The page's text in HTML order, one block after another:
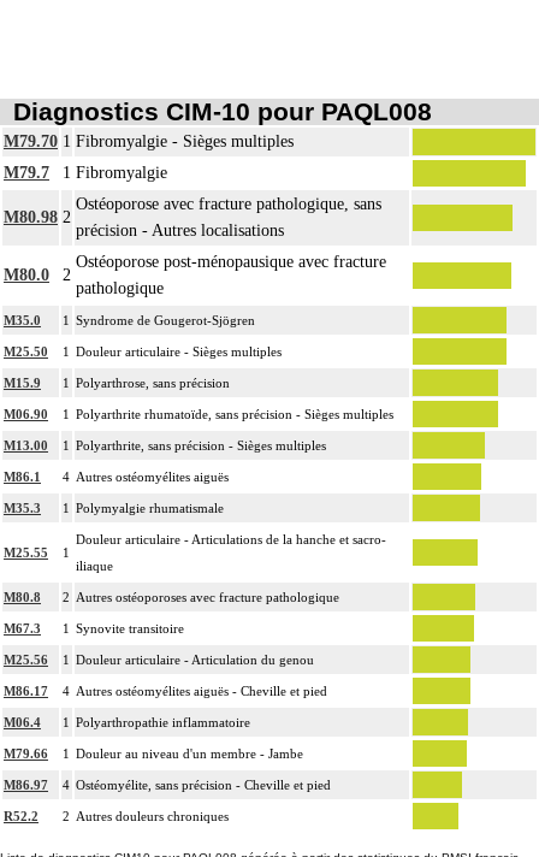
Diagnostics CIM-10 pour PAQL008
M79.70 1 Fibromyalgie - Sièges multiples
M79.7
1 Fibromyalgie
M80.98 2
Ostéoporose avec fracture pathologique, sans
précision - Autres localisations
M80.0 2
Ostéoporose post-ménopausique avec fracture
pathologique
M35.0 1 Syndrome de Gougerot-Sjögren
M25.50 1 Douleur articulaire - Sièges multiples
M15.9 1 Polyarthrose, sans précision
M06.90 1 Polyarthrite rhumatoïde, sans précision - Sièges multiples
M13.00 1 Polyarthrite, sans précision - Sièges multiples
M86.1 4 Autres ostéomyélites aiguës
M35.3 1 Polymyalgie rhumatismale
M25.55 1
Douleur articulaire - Articulations de la hanche et sacro-
iliaque
M80.8 2 Autres ostéoporoses avec fracture pathologique
M67.3 1 Synovite transitoire
M25.56 1 Douleur articulaire - Articulation du genou
M86.17 4 Autres ostéomyélites aiguës - Cheville et pied
M06.4 1 Polyarthropathie inflammatoire
M79.66 1 Douleur au niveau d'un membre - Jambe
M86.97 4 Ostéomyélite, sans précision - Cheville et pied
R52.2 2 Autres douleurs chroniques